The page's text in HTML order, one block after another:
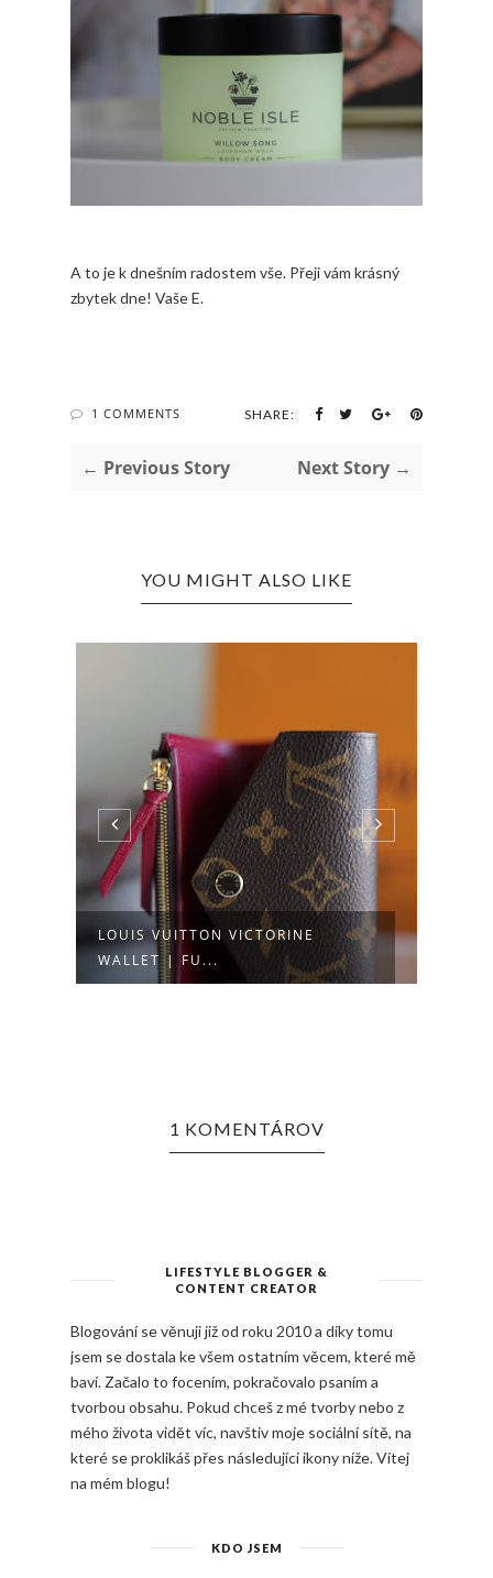
A to je k dnešním radostem vše. Přeji vám krásný
zbytek dne! Vaše E.
1 COMMENTS SHARE:
← Previous Story Next Story →
YOU MIGHT ALSO LIKE
LOUIS VUITTON NEVERFULL PM |
DAMIER...
1 KOMENTÁROV
LIFESTYLE BLOGGER &
CONTENT CREATOR
Blogování se věnuji již od roku 2010 a díky tomu
jsem se dostala ke všem ostatním věcem, které mě
baví. Začalo to focením, pokračovalo psaním a
tvorbou obsahu. Pokud chceš z mé tvorby nebo z
mého života vidět víc, navštiv moje sociální sítě, na
které se proklikáš přes následující ikony níže. Vítej
na mém blogu!
KDO JSEM